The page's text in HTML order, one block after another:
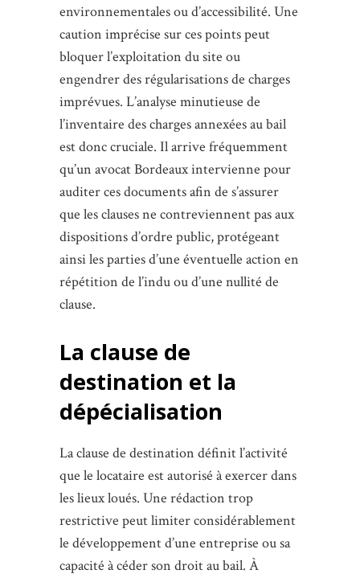
environnementales ou d’accessibilité. Une
caution imprécise sur ces points peut
bloquer l’exploitation du site ou
engendrer des régularisations de charges
imprévues. L’analyse minutieuse de
l’inventaire des charges annexées au bail
est donc cruciale. Il arrive fréquemment
qu’un avocat Bordeaux intervienne pour
auditer ces documents afin de s’assurer
que les clauses ne contreviennent pas aux
dispositions d’ordre public, protégeant
ainsi les parties d’une éventuelle action en
répétition de l’indu ou d’une nullité de
clause.
La clause de
destination et la
dépécialisation
La clause de destination définit l’activité
que le locataire est autorisé à exercer dans
les lieux loués. Une rédaction trop
restrictive peut limiter considérablement
le développement d’une entreprise ou sa
capacité à céder son droit au bail. À